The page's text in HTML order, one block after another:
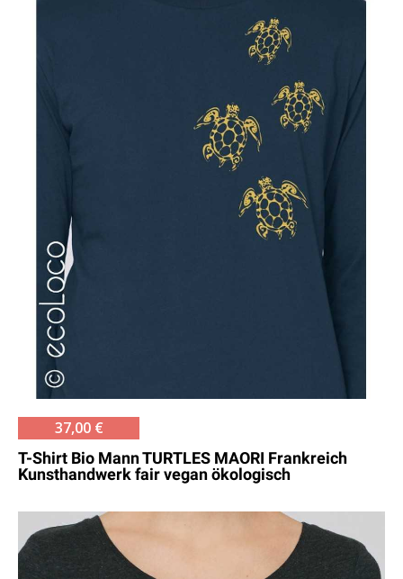
37,00 €
T-Shirt Bio Mann TURTLES MAORI Frankreich
Kunsthandwerk fair vegan ökologisch